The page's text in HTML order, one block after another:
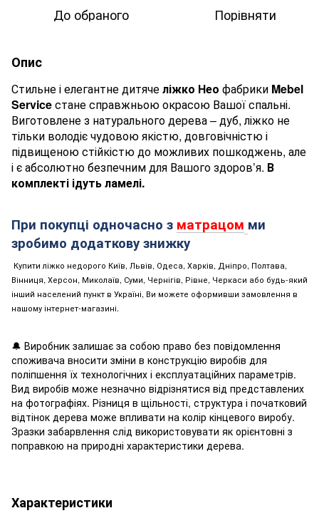
До обраного Порівняти
Опис
Стильне і елегантне дитячеліжко Нео фабрики Mebel
Serviceстане справжньою окрасою Вашої спальні.
Виготовлене з натурального дерева – дуб, ліжко не
тільки володіє чудовою якістю, довговічністю і
підвищеною стійкістю до можливих пошкоджень, але
і є абсолютно безпечним для Вашого здоров’я. В
комплекті ідуть ламелі.
При покупці одночасно з матрацом ми
зробимо додаткову знижку
Купити ліжко недорого Київ, Львів, Одеса, Харків, Дніпро, Полтава,
Вінниця, Херсон, Миколаїв, Суми, Чернігів, Рівне, Черкаси або будь-який
інший населений пункт в Україні, Ви можете оформивши замовлення в
нашому інтернет-магазині.
🔔 Виробник залишає за собою право без повідомлення
споживача вносити зміни в конструкцію виробів для
поліпшення їх технологічних і експлуатаційних параметрів.
Вид виробів може незначно відрізнятися від представлених
на фотографіях. Різниця в щільності, структура і початковий
відтінок дерева може впливати на колір кінцевого виробу.
Зразки забарвлення слід використовувати як орієнтовні з
поправкою на природні характеристики дерева.
Характеристики